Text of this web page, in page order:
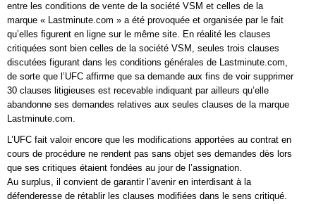
entre les conditions de vente de la société VSM et celles de la
marque « Lastminute.com » a été provoquée et organisée par le fait
qu’elles figurent en ligne sur le même site. En réalité les clauses
critiquées sont bien celles de la société VSM, seules trois clauses
discutées figurant dans les conditions générales de Lastminute.com,
de sorte que l’UFC affirme que sa demande aux fins de voir supprimer
30 clauses litigieuses est recevable indiquant par ailleurs qu’elle
abandonne ses demandes relatives aux seules clauses de la marque
Lastminute.com.
L’UFC fait valoir encore que les modifications apportées au contrat en
cours de procédure ne rendent pas sans objet ses demandes dès lors
que ses critiques étaient fondées au jour de l’assignation.
Au surplus, il convient de garantir l’avenir en interdisant à la
défenderesse de rétablir les clauses modifiées dans le sens critiqué.